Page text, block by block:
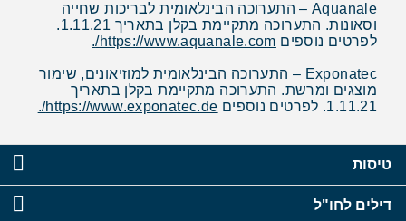
Aquanale – התערוכה הבינלאומית לבריכות שחייה
וסאונות. התערוכה מתקיימת בקלן בתאריך 1.11.21.
לפרטים נוספים https://www.aquanale.com/
.
Exponatec – התערוכה הבינלאומית למוזיאונים, שימור
מוצגים ומרשת. התערוכה מתקיימת בקלן בתאריך
1.11.21. לפרטים נוספים
https://www.exponatec.de/
.
טיסות
דילים לחו"ל